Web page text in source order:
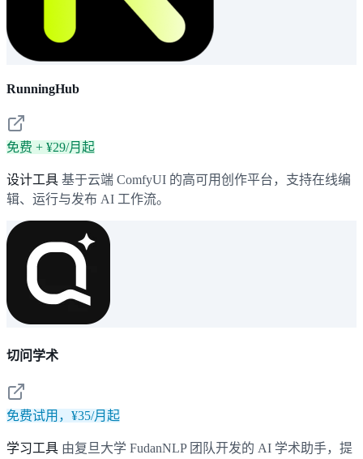
RunningHub
免费 + ¥29/月起
设计工具 基于云端 ComfyUI 的高可用创作平台，支持在线编
辑、运行与发布 AI 工作流。
切问学术
免费试用，¥35/月起
学习工具 由复旦大学 FudanNLP 团队开发的 AI 学术助手，提